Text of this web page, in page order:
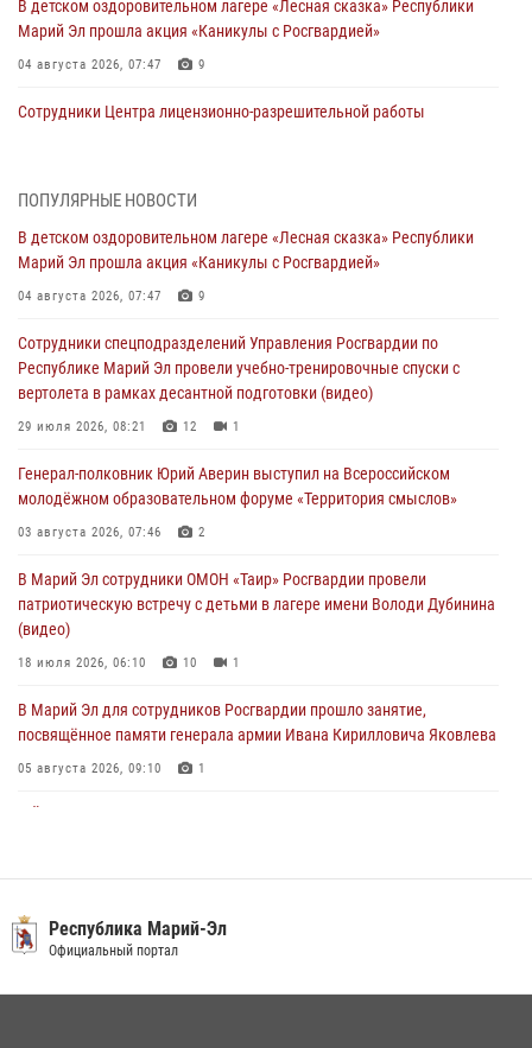
В детском оздоровительном лагере «Лесная сказка» Республики
Марий Эл прошла акция «Каникулы с Росгвардией»
04 августа 2026, 07:47 9
Сотрудники Центра лицензионно-разрешительной работы
04 августа 2026, 06:46
В Йошкар-Оле для сотрудников Росгвардии провели занятие по
антикоррупционной тематике
04 августа 2026, 06:06 2
Генерал-полковник Юрий Аверин выступил на Всероссийском
молодёжном образовательном форуме «Территория смыслов»
03 августа 2026, 07:46
празднования Дня ВДВ и проведения матчевого турнира на Кубок
Раимкуля Малахбекова
03 августа 2026, 06:52 7
Центральная войсковая комендатура Росгвардии отмечает день
образования 2 августа
02 августа 2026, 11:44
ПОПУЛЯРНЫЕ НОВОСТИ
В детском оздоровительном лагере «Лесная сказка» Республики
Марий Эл прошла акция «Каникулы с Росгвардией»
04 августа 2026, 07:47 9
Сотрудники спецподразделений Управления Росгвардии по
Республике Марий Эл провели учебно-тренировочные спуски с
вертолета в рамках десантной подготовки (видео)
29 июля 2026, 08:21 12 1
Генерал-полковник Юрий Аверин выступил на Всероссийском
молодёжном образовательном форуме «Территория смыслов»
03 августа 2026, 07:46 2
В Марий Эл сотрудники ОМОН «Таир» Росгвардии провели
патриотическую встречу с детьми в лагере имени Володи Дубинина
(видео)
18 июля 2026, 06:10 10 1
В Марий Эл для сотрудников Росгвардии прошло занятие,
посвящённое памяти генерала армии Ивана Кирилловича Яковлева
05 августа 2026, 09:10 1
В Марий Эл сотрудники Росгвардии присоединились к масштабной
донорской акции (видео)
Республика Марий-Эл
Официальный портал